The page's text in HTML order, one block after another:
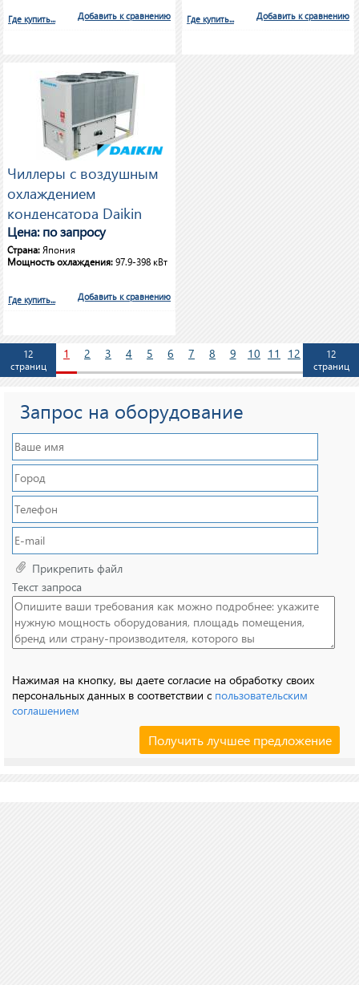
Добавить к сравнению
Где купить... Добавить к сравнению
Где купить...
Чиллеры с воздушным
охлаждением
конденсатора Daikin
EWAD-E-SL+ 100-410
Цена: по запросу
Страна: Япония
Мощность охлаждения: 97.9-398 кВт
Добавить к сравнению
Где купить...
12
страниц
12
страниц
1 2 3 4 5 6 7 8 9 10 11 12
Запрос на оборудование
Прикрепить файл
Текст запроса
Нажимая на кнопку, вы даете согласие на обработку своих
персональных данных в соответствии с пользовательским
соглашением